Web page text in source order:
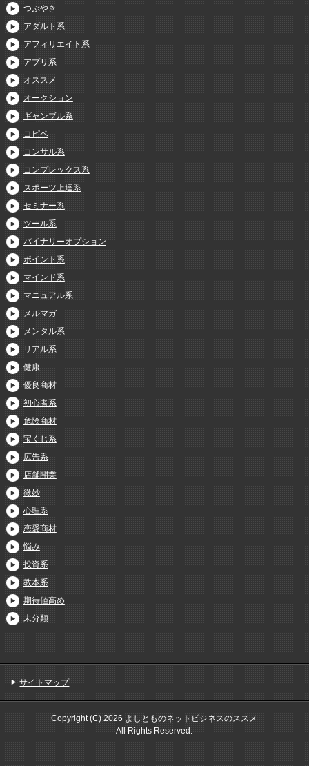
つぶやき
アダルト系
アフィリエイト系
アプリ系
オススメ
オークション
ギャンブル系
コピペ
コンサル系
コンプレックス系
スポーツ上達系
セミナー系
ツール系
バイナリーオプション
ポイント系
マインド系
マニュアル系
メルマガ
メンタル系
リアル系
健康
優良商材
初心者系
危険商材
宝くじ系
広告系
店舗開業
微妙
心理系
恋愛商材
悩み
投資系
教本系
期待値高め
未分類
サイトマップ
Copyright (C) 2026 よしとものネットビジネスのススメ
All Rights Reserved.